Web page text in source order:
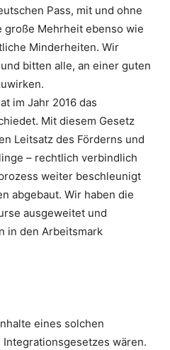
Pass, mit und ohne
Mehrheit ebenso wie
Minderheiten. Wir
bitten alle, an einer guten
im Jahr 2016 das
Mit diesem Gesetz
Leitsatz des Förderns und
– rechtlich verbindlich
weiter beschleunigt
abgebaut. Wir haben die
ausgeweitet und
in den Arbeitsmark
eines solchen
wären.